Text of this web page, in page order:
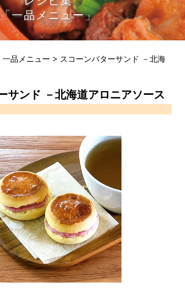
「一品メニュー」
一品メニュー > スコーンバターサンド －北海
サンド －北海道アロニアソース